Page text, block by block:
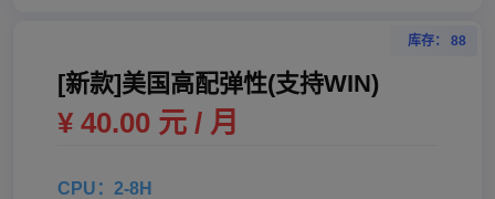
库存： 88
[新款]美国高配弹性(支持WIN)
¥ 40.00 元 / 月
CPU：2-8H